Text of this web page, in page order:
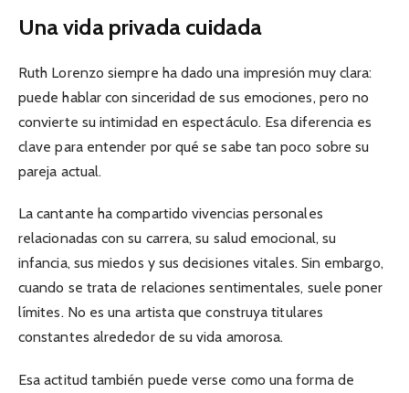
Una vida privada cuidada
Ruth Lorenzo siempre ha dado una impresión muy clara:
puede hablar con sinceridad de sus emociones, pero no
convierte su intimidad en espectáculo. Esa diferencia es
clave para entender por qué se sabe tan poco sobre su
pareja actual.
La cantante ha compartido vivencias personales
relacionadas con su carrera, su salud emocional, su
infancia, sus miedos y sus decisiones vitales. Sin embargo,
cuando se trata de relaciones sentimentales, suele poner
límites. No es una artista que construya titulares
constantes alrededor de su vida amorosa.
Esa actitud también puede verse como una forma de